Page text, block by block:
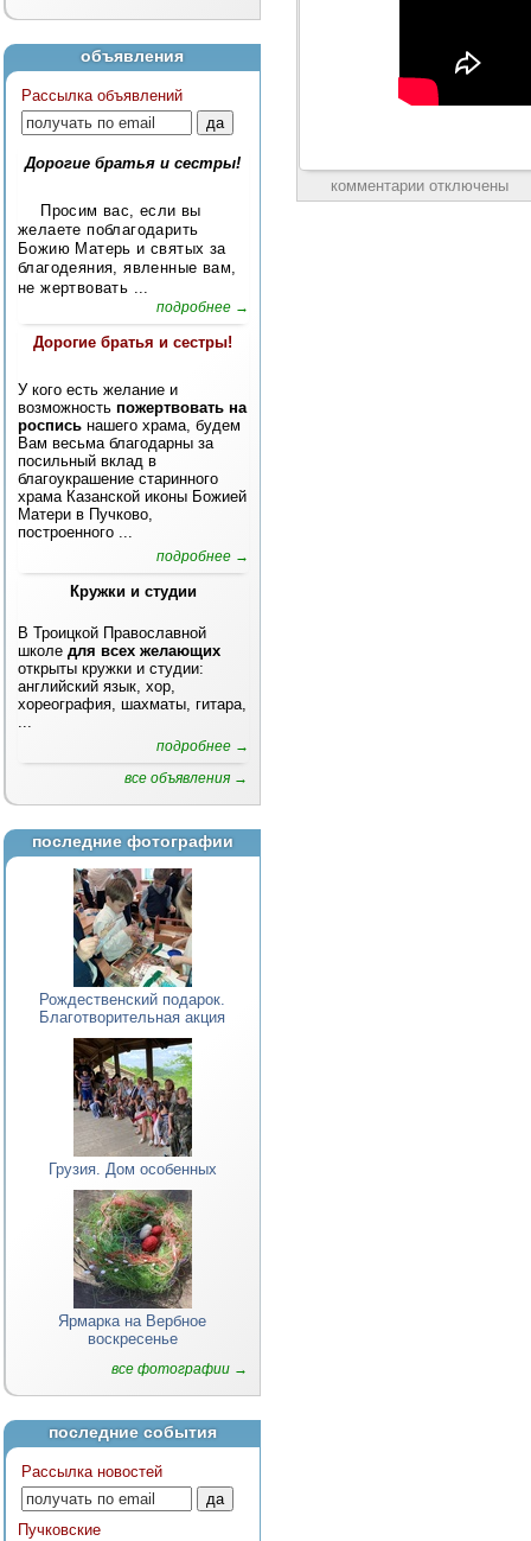
объявления
Рассылка объявлений
Дорогие братья и сестры!
Просим вас, если вы
желаете поблагодарить
Божию Матерь и святых за
благодеяния, явленные вам,
не жертвовать ...
подробнее →
Дорогие братья и сестры!
У кого есть желание и
возможность пожертвовать на
роспись нашего храма, будем
Вам весьма благодарны за
посильный вклад в
благоукрашение старинного
храма Казанской иконы Божией
Матери в Пучково,
построенного ...
подробнее →
Кружки и студии
В Троицкой Православной
школе для всех желающих
открыты кружки и студии:
английский язык, хор,
хореография, шахматы, гитара,
...
подробнее →
все объявления →
последние фотографии
Рождественский подарок.
Благотворительная акция
Грузия. Дом особенных
Ярмарка на Вербное
воскресенье
все фотографии →
последние события
Рассылка новостей
Пучковские
комментарии отключены